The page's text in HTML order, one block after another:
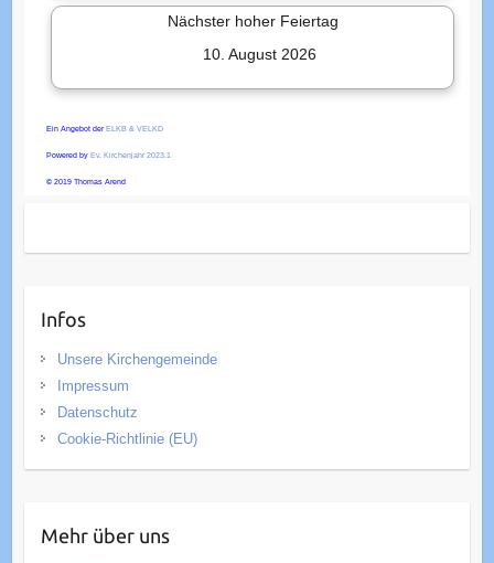
Nächster hoher Feiertag
10. August 2026
Ein Angebot der ELKB & VELKD
Powered by Ev. Kirchenjahr 2023.1
© 2019 Thomas Arend
Infos
Unsere Kirchengemeinde
Impressum
Datenschutz
Cookie-Richtlinie (EU)
Mehr über uns